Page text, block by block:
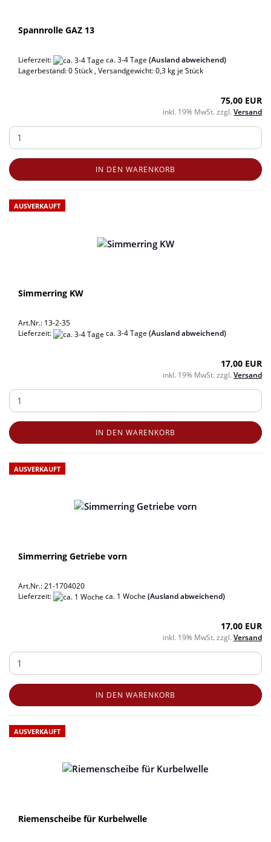
Spannrolle GAZ 13
Lieferzeit: ca. 3-4 Tage (Ausland abweichend)
Lagerbestand: 0 Stück , Versandgewicht:0,3 kg je Stück
75,00 EUR
inkl. 19% MwSt. zzgl. Versand
IN DEN WARENKORB
AUSVERKAUFT
Simmerring KW
Art.Nr.: 13-2-35
Lieferzeit:
ca. 3-4 Tage (Ausland abweichend)
17,00 EUR
inkl. 19% MwSt. zzgl. Versand
IN DEN WARENKORB
AUSVERKAUFT
Simmerring Getriebe vorn
Art.Nr.: 21-1704020
Lieferzeit:
ca. 1 Woche (Ausland abweichend)
17,00 EUR
inkl. 19% MwSt. zzgl. Versand
IN DEN WARENKORB
AUSVERKAUFT
Riemenscheibe für Kurbelwelle